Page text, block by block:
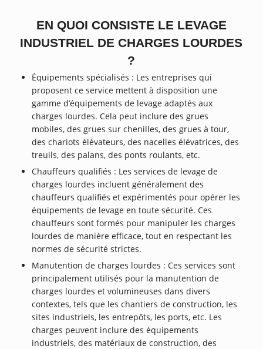
EN QUOI CONSISTE LE LEVAGE
INDUSTRIEL DE CHARGES LOURDES
?
Équipements spécialisés : Les entreprises qui
proposent ce service mettent à disposition une
gamme d’équipements de levage adaptés aux
charges lourdes. Cela peut inclure des grues
mobiles, des grues sur chenilles, des grues à tour,
des chariots élévateurs, des nacelles élévatrices, des
treuils, des palans, des ponts roulants, etc.
Chauffeurs qualifiés : Les services de levage de
charges lourdes incluent généralement des
chauffeurs qualifiés et expérimentés pour opérer les
équipements de levage en toute sécurité. Ces
chauffeurs sont formés pour manipuler les charges
lourdes de manière efficace, tout en respectant les
normes de sécurité strictes.
Manutention de charges lourdes : Ces services sont
principalement utilisés pour la manutention de
charges lourdes et volumineuses dans divers
contextes, tels que les chantiers de construction, les
sites industriels, les entrepôts, les ports, etc. Les
charges peuvent inclure des équipements
industriels, des matériaux de construction, des